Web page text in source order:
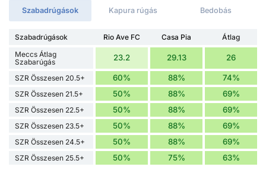
Szabadrúgások Kapura rúgás Bedobás
Szabadrúgások Rio Ave FC Casa Pia
Átlag
Meccs Átlag
Szabarúgás
23.2 29.13 26
SZR Összesen 20.5+ 60% 88% 74%
SZR Összesen 21.5+ 50% 88% 69%
SZR Összesen 22.5+ 50% 88% 69%
SZR Összesen 23.5+ 50% 88% 69%
SZR Összesen 24.5+ 50% 88% 69%
SZR Összesen 25.5+ 50% 75% 63%